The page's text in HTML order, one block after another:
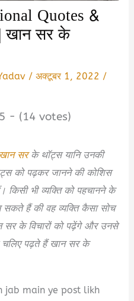
Quotes &
खान सर के
/अक्टूबर 1, 2022 /
- (14 votes)
सरके थॉट्स यानि उनकी
को पढ़कर जानने की कोशिस
भी व्यक्ति को पहचानने के
हैं की वह व्यक्ति कैसा सोच
के विचारों को पढ़ेंगे और उनसे
पढ़ते हैं खान सर के
jab main ye post likh